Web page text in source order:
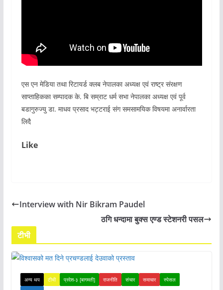
एस एन मेडिया तथा रिटायर्ड क्लब नेपालका अध्यक्ष एवं राष्ट्र संरक्षण
साप्ताहिकका सम्पादक के. बि सम्राट धर्म सभा नेपालका अध्यक्ष एवं पूर्व
बडागुरुज्यु डा. माधव प्रसाद भट्टराई संग समसामयिक विषयमा अनार्वारता
लिदै
Like
Interview with Nir Bikram Paudel
ठगि धन्दामा बुक्स एण्ड स्टेशनरी पसल
टीभी
अन्य थप टीभी प्रदेश-३ [बागमती] राजनीति संचार समाचार
स्पेसल